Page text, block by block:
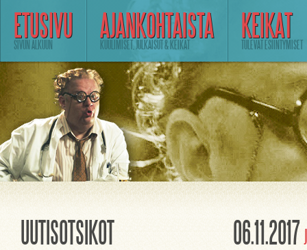
ETUSIVU
SIVUN ALKUUN
AJANKOHTAISTA
KUULIMISET, JULKAISUT & KEIKAT
KEIKAT
TULEVAT ESIINTYMISET
UUTISOTSIKOT 06.11.2017